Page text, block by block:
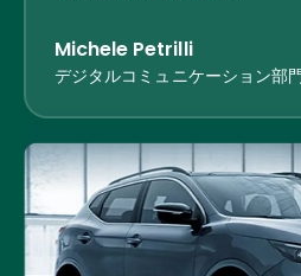
Michele Petrilli
デジタルコミュニケーション部